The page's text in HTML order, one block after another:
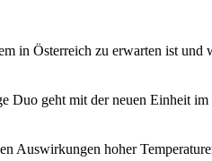
in Österreich zu erwarten ist und
Duo geht mit der neuen Einheit
Auswirkungen hoher